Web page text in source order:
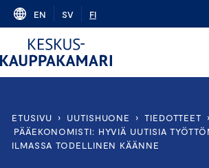
Skip
content
EN SV FI
ETUSIVU › UUTISHUONE › TIEDOTTEET
›
PÄÄEKONOMISTI: HYVIÄ UUTISIA
ILMASSA TODELLINEN KÄÄNNE